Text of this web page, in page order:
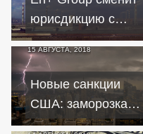
многоэтажки
юрисдикцию с
кипрского на
российский офшор
15 АВГУСТА, 2018
Новые санкции
США: заморозка
расчетов в